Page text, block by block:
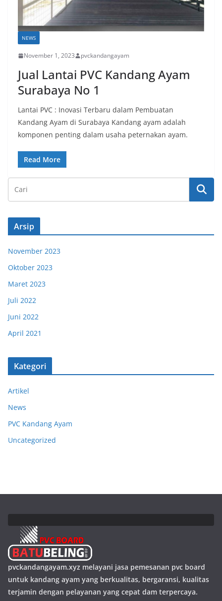
NEWS
November 1, 2023 pvckandangayam
Jual Lantai PVC Kandang Ayam
Surabaya No 1
Lantai PVC : Inovasi Terbaru dalam Pembuatan
Kandang Ayam di Surabaya Kandang ayam adalah
komponen penting dalam usaha peternakan ayam.
Read More
Arsip
November 2023
Oktober 2023
Maret 2023
Juli 2022
Juni 2022
April 2021
Kategori
Artikel
News
PVC Kandang Ayam
Uncategorized
pvckandangayam.xyz melayani jasa pemesanan pvc board
untuk kandang ayam yang berkualitas, bergaransi, kualitas
terjamin dengan pelayanan yang cepat dam terpercaya.